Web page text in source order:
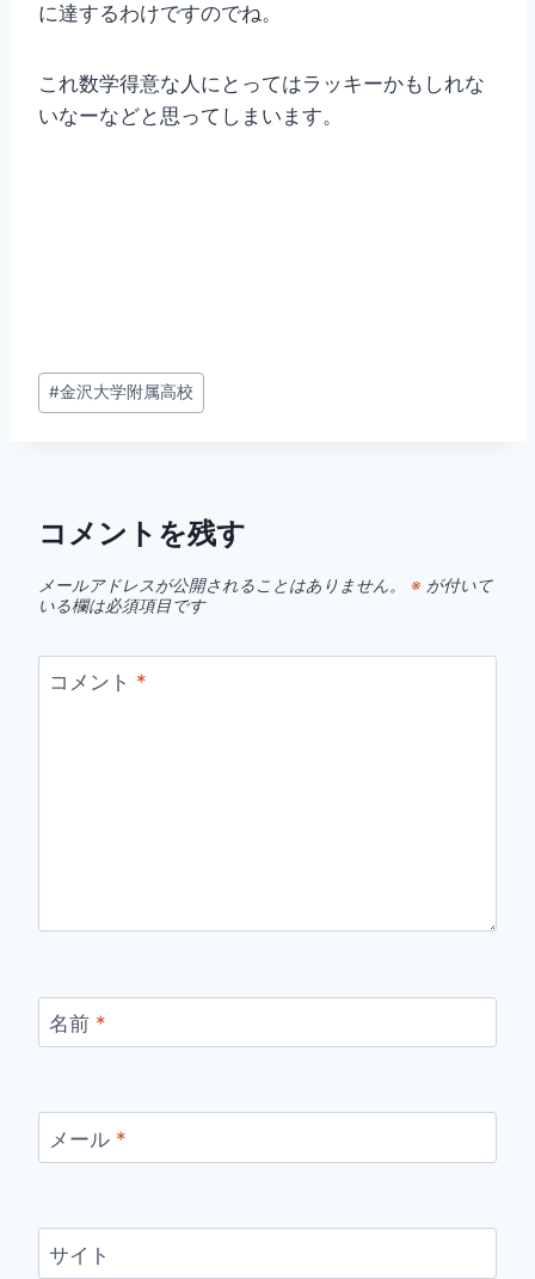
に達するわけですのでね。
これ数学得意な人にとってはラッキーかもしれな
いなーなどと思ってしまいます。
投
稿
#金沢大学附属高校
コメントを残す
メールアドレスが公開されることはありません。 ※ が付いて
いる欄は必須項目です
コメント *
名前 *
メール *
サイト